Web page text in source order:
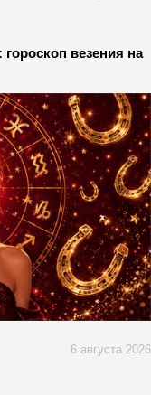
везения на
6 августа 2026